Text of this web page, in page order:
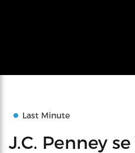
Last Minute
J.C. Penney